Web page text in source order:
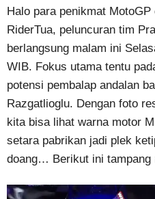
Halo para penikmat
RiderTua, peluncuran tim
berlangsung malam ini
WIB. Fokus utama tentu
potensi pembalap andalan
Razgatlioglu. Dengan foto
kita bisa lihat warna motor
setara pabrikan jadi plek
doang… Berikut ini tampang